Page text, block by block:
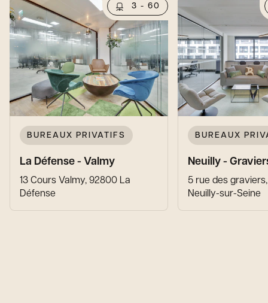
3 - 60
BUREAUX PRIVATIFS
La Défense - Valmy
13 Cours Valmy, 92800 La
Défense
BUREAUX
Neuilly -
5 rue des
Neuilly-sur-Seine